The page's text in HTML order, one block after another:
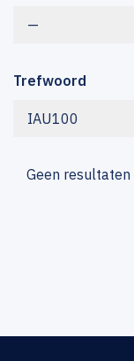
—
Trefwoord
IAU100
Geen resultaten